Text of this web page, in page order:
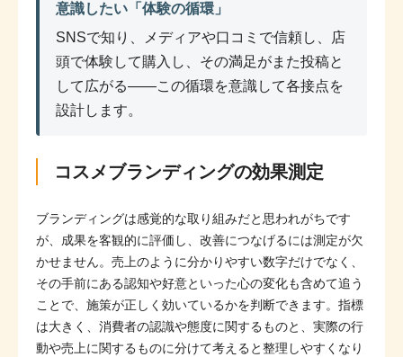
意識したい「体験の循環」
SNSで知り、メディアや口コミで信頼し、店
頭で体験して購入し、その満足がまた投稿と
して広がる——この循環を意識して各接点を
設計します。
コスメブランディングの効果測定
ブランディングは感覚的な取り組みだと思われがちです
が、成果を客観的に評価し、改善につなげるには測定が欠
かせません。売上のように分かりやすい数字だけでなく、
その手前にある認知や好意といった心の変化も含めて追う
ことで、施策が正しく効いているかを判断できます。指標
は大きく、消費者の認識や態度に関するものと、実際の行
動や売上に関するものに分けて考えると整理しやすくなり